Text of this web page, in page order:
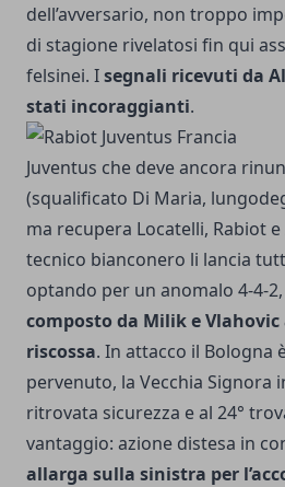
dell’avversario, non troppo
di stagione rivelatosi fin qui
felsinei. Isegnali ricevuti da
stati incoraggianti.
Juventus che deve ancora
(squalificato Di Maria,
ma recupera Locatelli, Rabiot e
tecnico bianconero li lancia
optando per un anomalo 4-4-
composto da Milik e
riscossa. In attacco il Bologna
pervenuto, la Vecchia Signora
ritrovata sicurezza e al 24°
vantaggio: azione distesa in
allarga sulla sinistra per